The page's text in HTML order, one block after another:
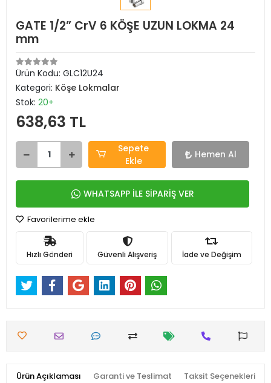
GATE 1/2” CrV 6 KÖŞE UZUN LOKMA 24
mm
Ürün Kodu: GLC12U24
Kategori: Köşe Lokmalar
Stok: 20+
638,63 TL
Sepete
Ekle
Hemen Al
WHATSAPP İLE SİPARİŞ VER
Favorilerime ekle
Hızlı Gönderi Güvenli Alışveriş İade ve Değişim
Ürün Açıklaması Garanti ve Teslimat Taksit Seçenekleri